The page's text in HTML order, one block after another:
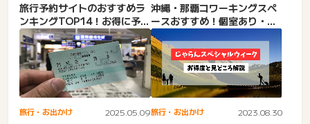
旅行予約サイトのおすすめラ
ンキングTOP14！お得に予約
するコツも紹介
沖縄・那覇コワーキングスペ
ースおすすめ！個室あり・ド
ロップイン！長居できるカ
フ...
旅行・お出かけ 2025.05.09旅行・お出かけ 2023.08.30